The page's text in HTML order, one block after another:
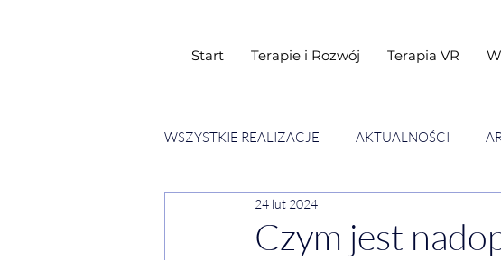
Start Terapie i Rozwój Terapia VR
WSZYSTKIE REALIZACJE AKTUALNOŚCI
SESJE ESENCJI CHWIL
Czym jest
24 lut 2024